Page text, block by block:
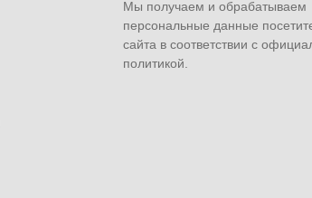
Мы получаем и обрабатываем
персональные данные
сайта в соответствии с
политикой.